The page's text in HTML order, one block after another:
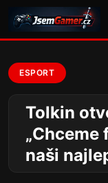
ESPORT
Tolkin
„Chceme
naši